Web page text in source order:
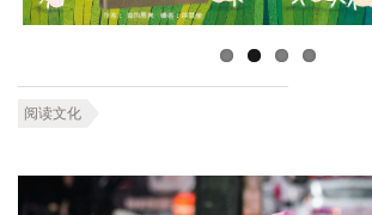
阅读文化